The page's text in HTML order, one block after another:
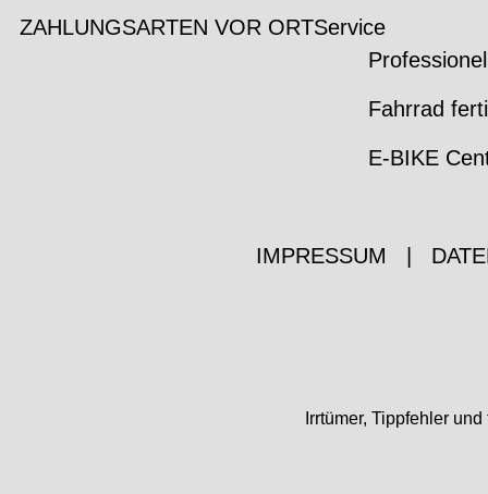
ZAHLUNGSARTEN VOR ORTService
Fahrrad
E-BIKE
IMPRESSUM
Irrtümer, Tippfehler